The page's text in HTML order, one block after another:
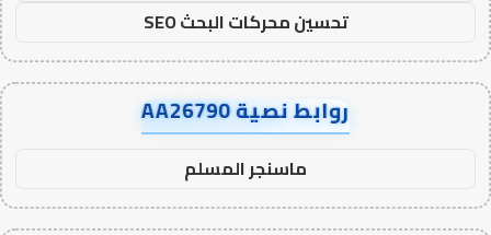
تحسين محركات البحث SEO
روابط نصية AA26790
ماسنجر المسلم